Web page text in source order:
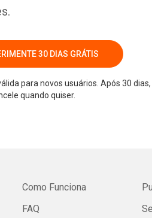
30 DIAS GRÁTIS
para novos usuários. Após 30
quando quiser.
Como Funciona
FAQ